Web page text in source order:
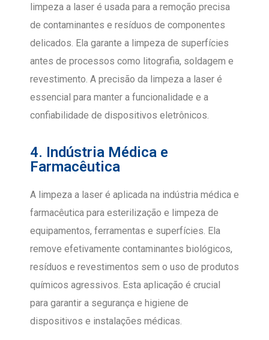
limpeza a laser é usada para a remoção precisa
de contaminantes e resíduos de componentes
delicados. Ela garante a limpeza de superfícies
antes de processos como litografia, soldagem e
revestimento. A precisão da limpeza a laser é
essencial para manter a funcionalidade e a
confiabilidade de dispositivos eletrônicos.
4. Indústria Médica e
Farmacêutica
A limpeza a laser é aplicada na indústria médica e
farmacêutica para esterilização e limpeza de
equipamentos, ferramentas e superfícies. Ela
remove efetivamente contaminantes biológicos,
resíduos e revestimentos sem o uso de produtos
químicos agressivos. Esta aplicação é crucial
para garantir a segurança e higiene de
dispositivos e instalações médicas.